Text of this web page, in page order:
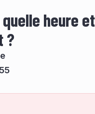
quelle heure
?